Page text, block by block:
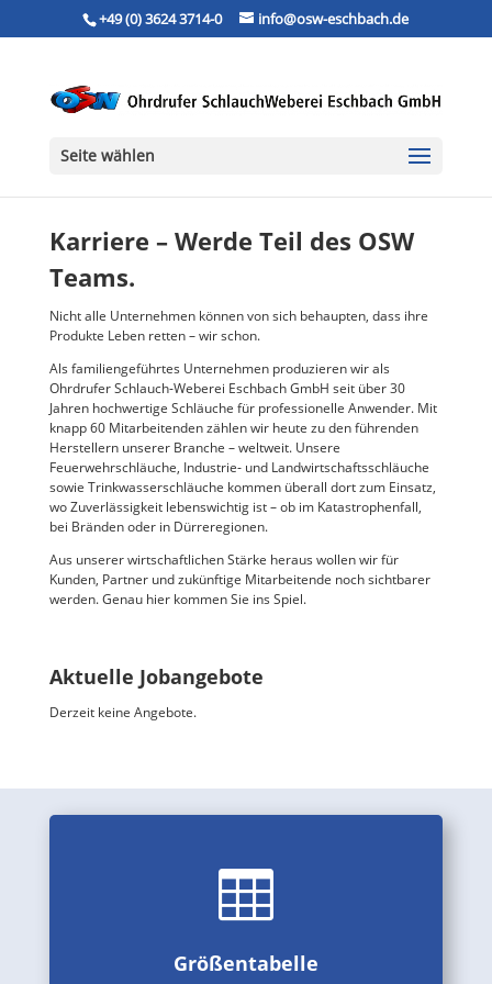
+49 (0) 3624 3714-0 info@osw-eschbach.de
Seite wählen
Karriere – Werde Teil des OSW
Teams.
Nicht alle Unternehmen können von sich behaupten, dass ihre
Produkte Leben retten – wir schon.
Als familiengeführtes Unternehmen produzieren wir als
Ohrdrufer Schlauch‑Weberei Eschbach GmbH seit über 30
Jahren hochwertige Schläuche für professionelle Anwender. Mit
knapp 60 Mitarbeitenden zählen wir heute zu den führenden
Herstellern unserer Branche – weltweit. Unsere
Feuerwehrschläuche, Industrie‑ und Landwirtschaftsschläuche
sowie Trinkwasserschläuche kommen überall dort zum Einsatz,
wo Zuverlässigkeit lebenswichtig ist – ob im Katastrophenfall,
bei Bränden oder in Dürreregionen.
Aus unserer wirtschaftlichen Stärke heraus wollen wir für
Kunden, Partner und zukünftige Mitarbeitende noch sichtbarer
werden. Genau hier kommen Sie ins Spiel.
Aktuelle Jobangebote
Derzeit keine Angebote.

Größentabelle
Schlauch-Größen, Durchmesser, Gewichte, Normen, Maße,
etc.
Größentabelle